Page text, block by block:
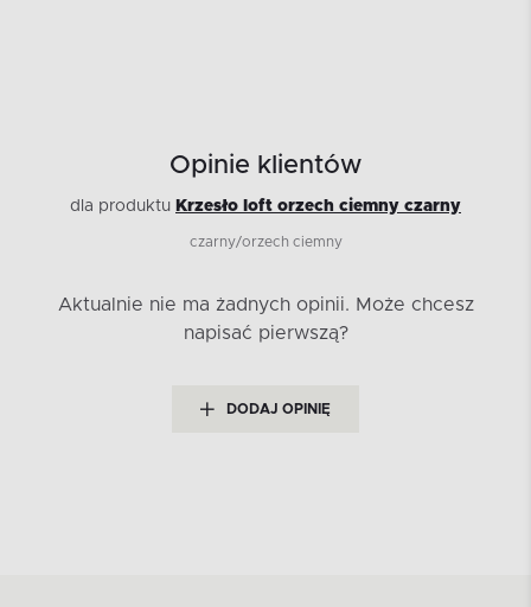
Opinie klientów
dla produktu Krzesło loft orzech ciemny czarny
czarny/orzech ciemny
Aktualnie nie ma żadnych opinii. Może chcesz
napisać pierwszą?
DODAJ OPINIĘ